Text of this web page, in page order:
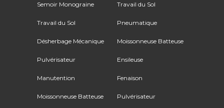
Semoir Monograine
Travail du Sol
Désherbage Mécanique
Pulvérisateur
Manutention
Moissonneuse Batteuse
Travail du Sol
Pneumatique
Moissonneuse Batteuse
Ensileuse
Fenaison
Pulvérisateur